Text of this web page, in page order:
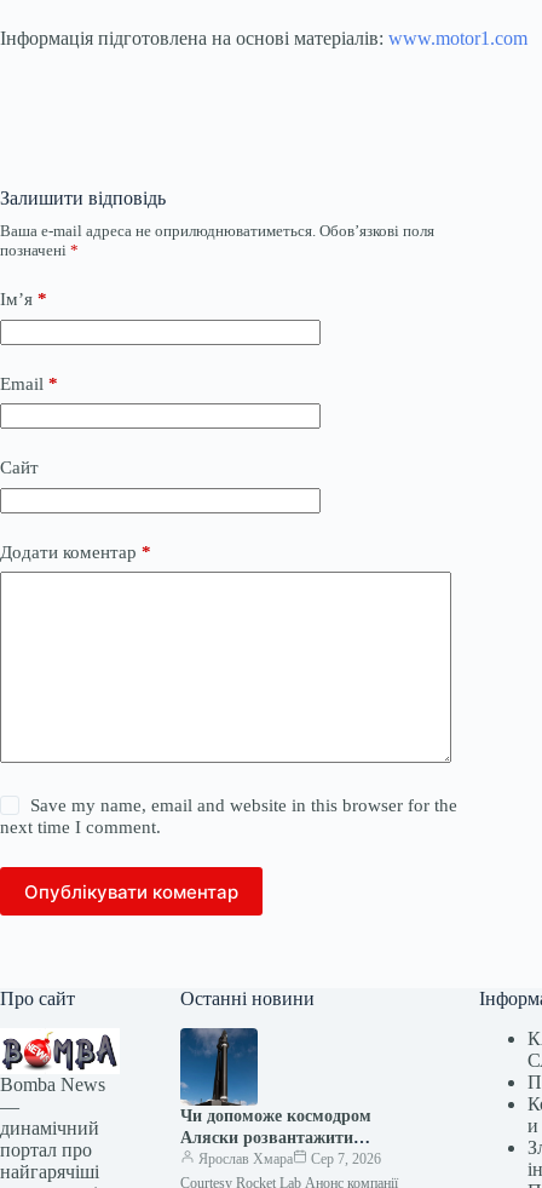
Інформація підготовлена на основі матеріалів: www.motor1.com
Залишити відповідь
Ваша e-mail адреса не оприлюднюватиметься. Обов’язкові поля
позначені *
Ім’я *
Email *
Сайт
Додати коментар *
Save my name, email and website in this browser for the
next time I comment.
Опублікувати коментар
Про сайт
Bomba News
—
динамічний
портал про
найгарячіші
Останні новини
Чи допоможе космодром
Аляски розвантажити
запусків Пентагону?
Ярослав Хмара
Сер 7, 2026
Courtesy Rocket Lab Анонс компанії
и